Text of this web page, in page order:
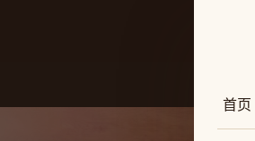
首页